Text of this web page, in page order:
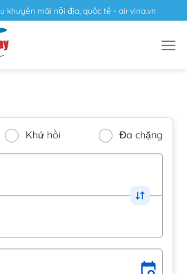
khuyến mãi nội địa, quốc tế - airvina.vn
Khứ hồi Đa chặng